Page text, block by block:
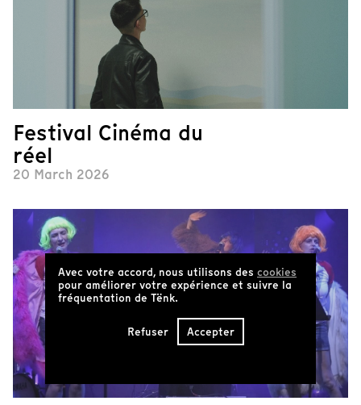
Festival Cinéma du
réel
20 March 2026
Avec votre accord, nous utilisons des cookies
pour améliorer votre expérience et suivre la
fréquentation de Tënk.
Refuser Accepter